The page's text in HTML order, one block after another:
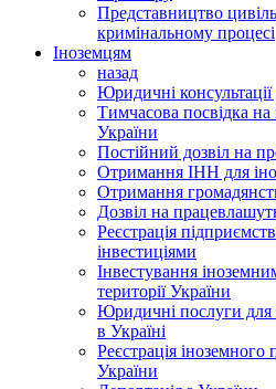
Представництво
кримінальному процесі
Іноземцям
назад
Юридичні консультації
Тимчасова посвідка
України
Постійний дозвіл на
Отримання ІНН для
Отримання
Дозвіл на
Реєстрація
інвестиціями
Інвестування
території України
Юридичні послуги для
в Україні
Реєстрація іноземного
України